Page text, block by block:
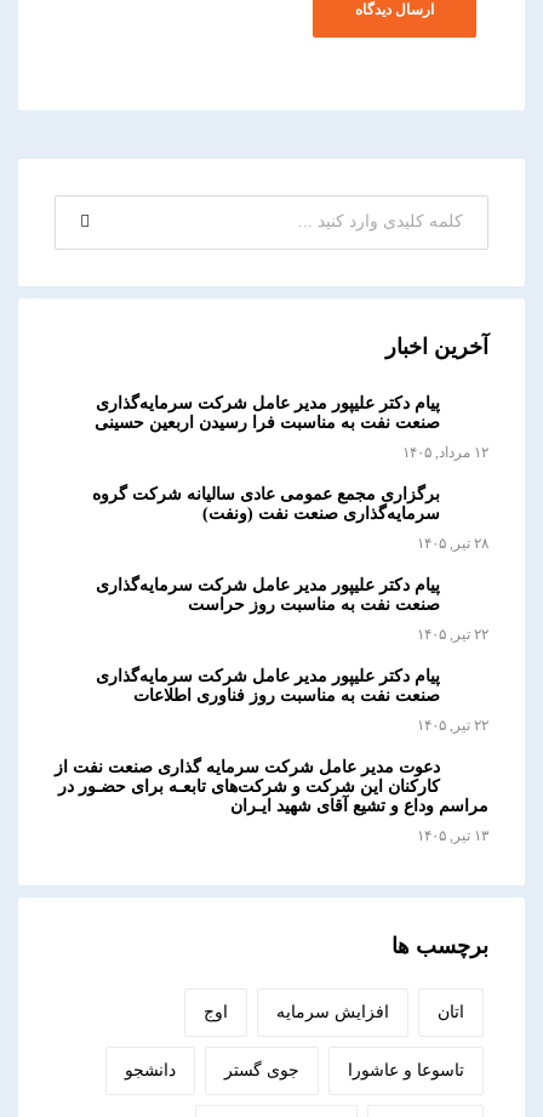
آخرین اخبار
پیام دکتر علیپور مدیر عامل شرکت سرمایه‌گذاری
صنعت نفت به مناسبت فرا رسیدن اربعین حسینی
۱۲ مرداد, ۱۴۰۵
برگزاری مجمع عمومی عادی سالیانه شرکت گروه
سرمایه‌گذاری صنعت نفت (ونفت)
۲۸ تیر, ۱۴۰۵
پیام دکتر علیپور مدیر عامل شرکت سرمایه‌گذاری
صنعت نفت به مناسبت روز حراست
۲۲ تیر, ۱۴۰۵
پیام دکتر علیپور مدیر عامل شرکت سرمایه‌گذاری
صنعت نفت به مناسبت روز فناوری اطلاعات
۲۲ تیر, ۱۴۰۵
دعوت مدیر عامل شرکت سرمایه گذاری صنعت نفت از
کارکنان این شرکت و شرکت‌های تابعـه برای حضـور در
مراسم وداع و تشیع آقای شهید ایـران
۱۳ تیر, ۱۴۰۵
برچسب ها
اتان افزایش سرمایه اوج
تاسوعا و عاشورا جوی گستر دانشجو